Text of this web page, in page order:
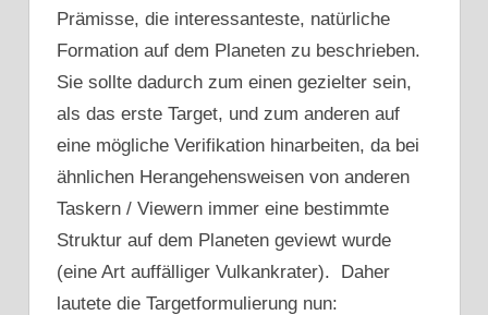
Prämisse, die interessanteste, natürliche
Formation auf dem Planeten zu beschrieben.
Sie sollte dadurch zum einen gezielter sein,
als das erste Target, und zum anderen auf
eine mögliche Verifikation hinarbeiten, da bei
ähnlichen Herangehensweisen von anderen
Taskern / Viewern immer eine bestimmte
Struktur auf dem Planeten geviewt wurde
(eine Art auffälliger Vulkankrater). Daher
lautete die Targetformulierung nun: